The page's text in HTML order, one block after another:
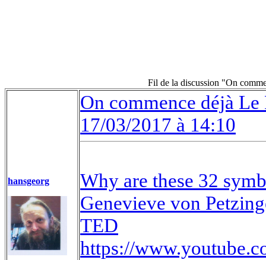
Fil de la discussion "On
hansgeorg
On commence déjà
17/03/2017 à 14:10
Why are these 32
Genevieve von
TED
https://